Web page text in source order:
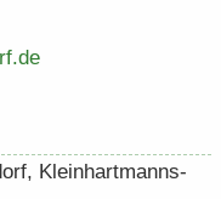
Klein­hart­manns­